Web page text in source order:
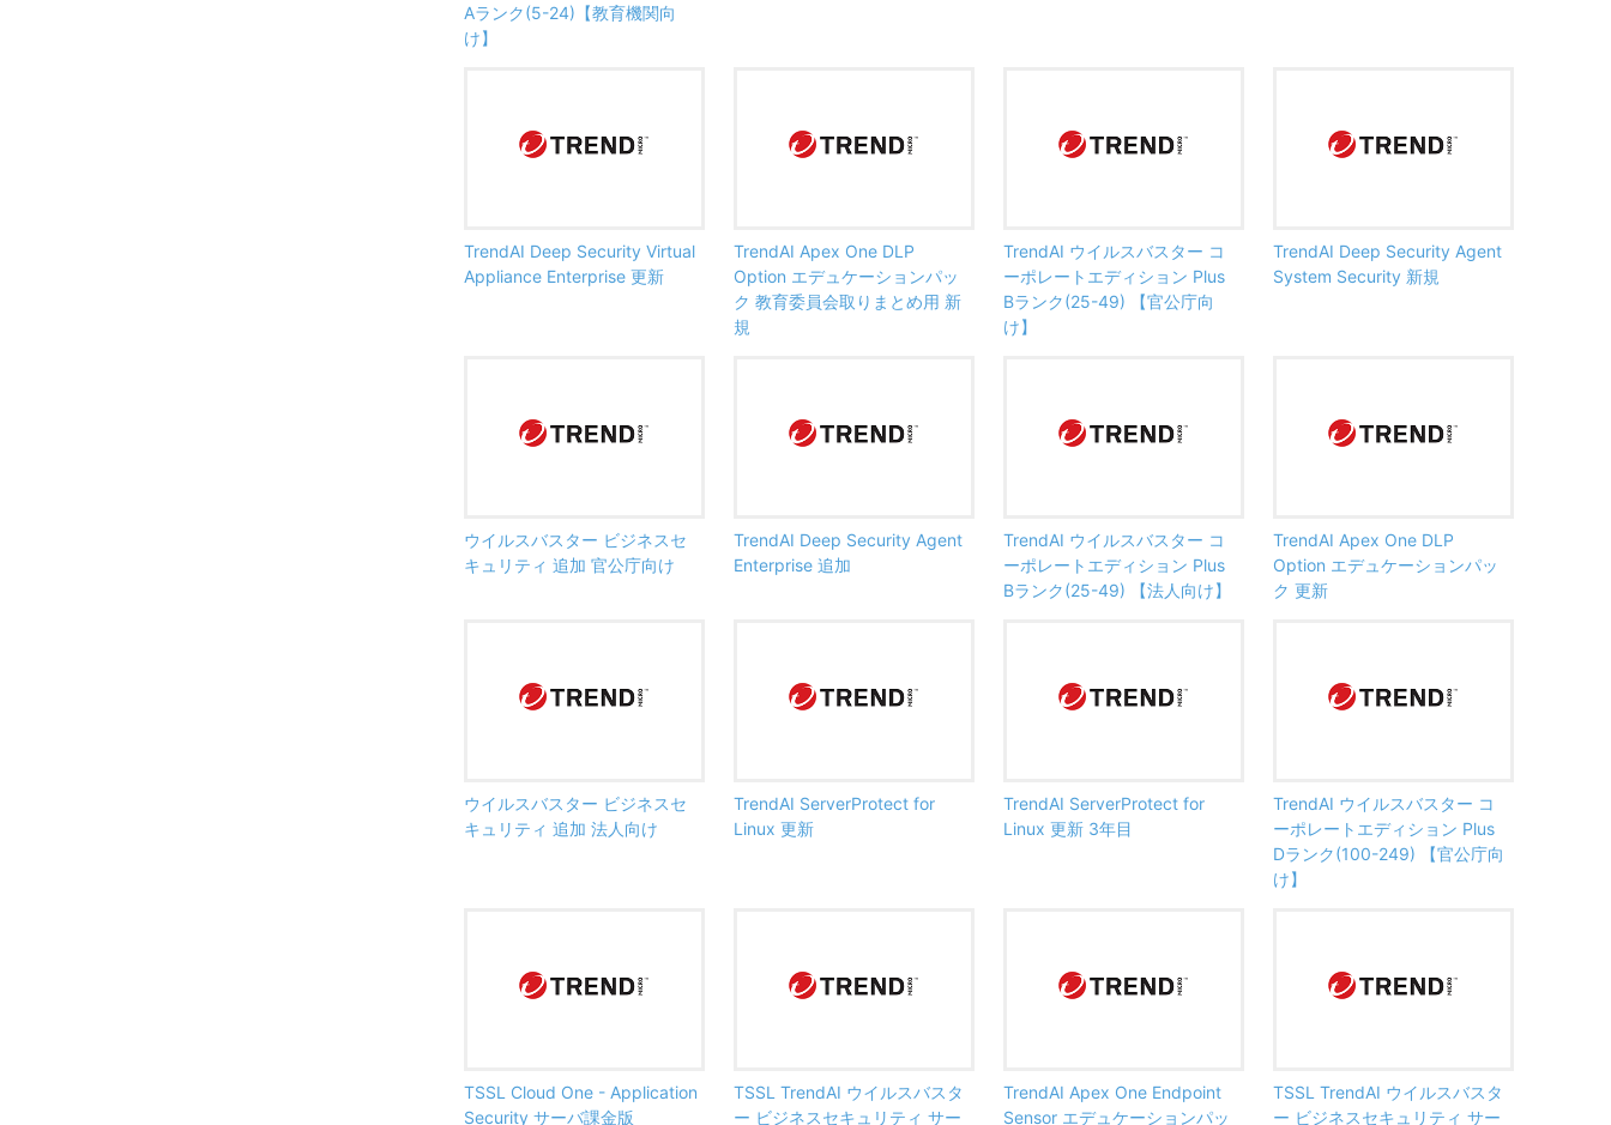
Aランク(5-24)【教育機関向
け】
TrendAI Deep Security Virtual
Appliance Enterprise 更新
TrendAI Apex One DLP
Option エデュケーションパッ
ク 教育委員会取りまとめ用 新
規
TrendAI ウイルスバスター コ
ーポレートエディション Plus
Bランク(25-49) 【官公庁向
け】
TrendAI Deep Security Agent
System Security 新規
ウイルスバスター ビジネスセ
キュリティ 追加 官公庁向け
TrendAI Deep Security Agent
Enterprise 追加
TrendAI ウイルスバスター コ
ーポレートエディション Plus
Bランク(25-49) 【法人向け】
TrendAI Apex One DLP
Option エデュケーションパッ
ク 更新
ウイルスバスター ビジネスセ
キュリティ 追加 法人向け
TrendAI ServerProtect for
Linux 更新
TrendAI ServerProtect for
Linux 更新 3年目
TrendAI ウイルスバスター コ
ーポレートエディション Plus
Dランク(100-249) 【官公庁向
け】
TSSL Cloud One - Application
Security サーバ課金版
TSSL TrendAI ウイルスバスタ
ー ビジネスセキュリティ サー
TrendAI Apex One Endpoint
Sensor エデュケーションパッ
TSSL TrendAI ウイルスバスタ
ー ビジネスセキュリティ サー